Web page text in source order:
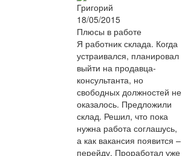
Григорий
18/05/2015
Плюсы в работе
Я работник склада. Когда
устраивался, планировал
выйти на продавца-
консультанта, но
свободных должностей не
оказалось. Предложили
склад. Решил, что пока
нужна работа соглашусь,
а как вакансия появится –
перейду. Проработал уже